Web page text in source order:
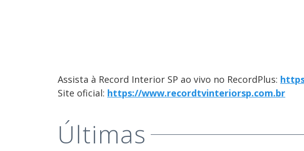
Assista à Record Interior SP ao vivo no RecordPlus:
Site oficial: https://www.recordtvinteriorsp.com.br
Últimas